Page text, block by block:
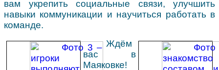
вам укрепить социальные связи, улучшить
навыки коммуникации и научиться работать в
команде.
Ждём
вас в
Маяковке!